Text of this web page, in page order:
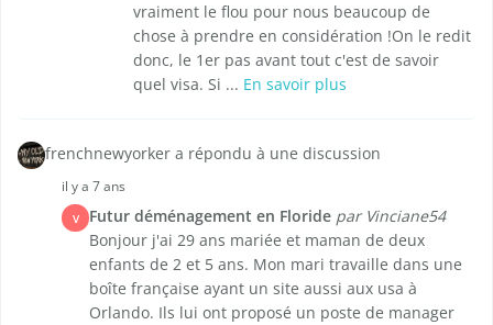
vraiment le flou pour nous beaucoup de
chose à prendre en considération !On le redit
donc, le 1er pas avant tout c'est de savoir
quel visa. Si ... En savoir plus
frenchnewyorker a répondu à une discussion
il y a 7 ans
V Futur déménagement en Floride par Vinciane54
Bonjour j'ai 29 ans mariée et maman de deux
enfants de 2 et 5 ans. Mon mari travaille dans une
boîte française ayant un site aussi aux usa à
Orlando. Ils lui ont proposé un poste de manager